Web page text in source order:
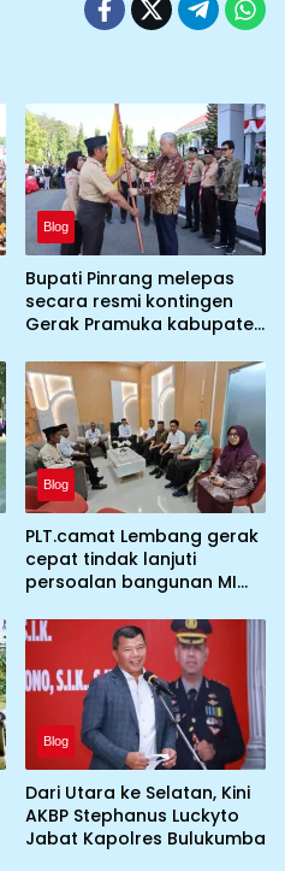
Blog
Bupati Pinrang melepas
secara resmi kontingen
Gerak Pramuka kabupaten
Nasional ke XII kebumi
perkemahan Cibubur
Blog
PLT.camat Lembang gerak
cepat tindak lanjuti
persoalan bangunan MI
Blog
Dari Utara ke Selatan, Kini
AKBP Stephanus Luckyto
Jabat Kapolres Bulukumba